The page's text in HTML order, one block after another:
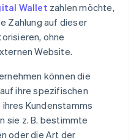
Wallet zahlen möchte,
Zahlung auf dieser
ohne
Website.
können die
ihre spezifischen
Kundenstamms
sie z. B. bestimmte
oder die Art der